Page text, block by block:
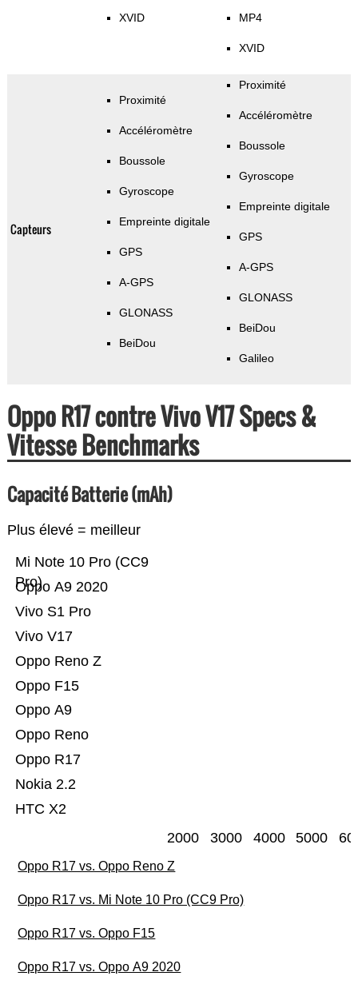
XVID MP4
XVID
Capteurs
Proximité
Accéléromètre
Boussole
Gyroscope
Empreinte digitale
GPS
A-GPS
GLONASS
BeiDou
Proximité
Accéléromètre
Boussole
Gyroscope
Empreinte digitale
GPS
A-GPS
GLONASS
BeiDou
Galileo
Oppo R17 contre Vivo V17 Specs &
Vitesse Benchmarks
Capacité Batterie (mAh)
Plus élevé = meilleur
HTC X2
Nokia 2.2
Oppo R17
Oppo Reno
Oppo A9
Oppo F15
Oppo Reno Z
Vivo V17
Vivo S1 Pro
Oppo A9 2020
Mi Note 10 Pro (CC9
Pro)
2000 3000 4000 5000
Oppo R17 vs. Oppo Reno Z
Oppo R17 vs. Mi Note 10 Pro (CC9 Pro)
Oppo R17 vs. Oppo F15
Oppo R17 vs. Oppo A9 2020